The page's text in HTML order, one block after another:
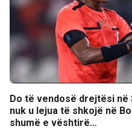
Do të vendosë drejtësi në
nuk u lejua të shkojë në
shumë e vështirë…